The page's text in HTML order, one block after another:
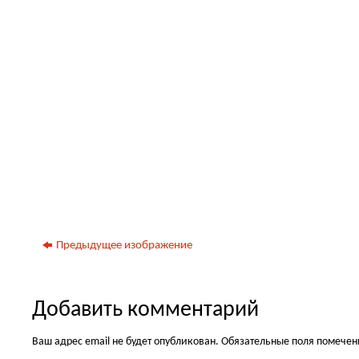
Предыдущее изображение
Добавить комментарий
Ваш адрес email не будет опубликован. Обязательные поля